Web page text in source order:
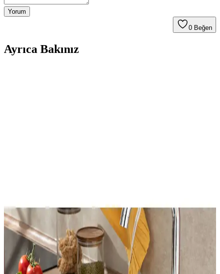
Yorum
0 Beğen
Ayrıca Bakınız
Homie Line 3 Parça Kare Lavabo Banyo Seti
Modern ve Dayanıklı Tasarım
Homie'nin kare lavabo seti, modern tasarımı ve dayanıklı
malzemeleriyle banyonuzda şıklık ve fonksiyonellik sağlar. Üç
parçadan oluşan set, hijyen ve kullanım kolaylığı sunar.